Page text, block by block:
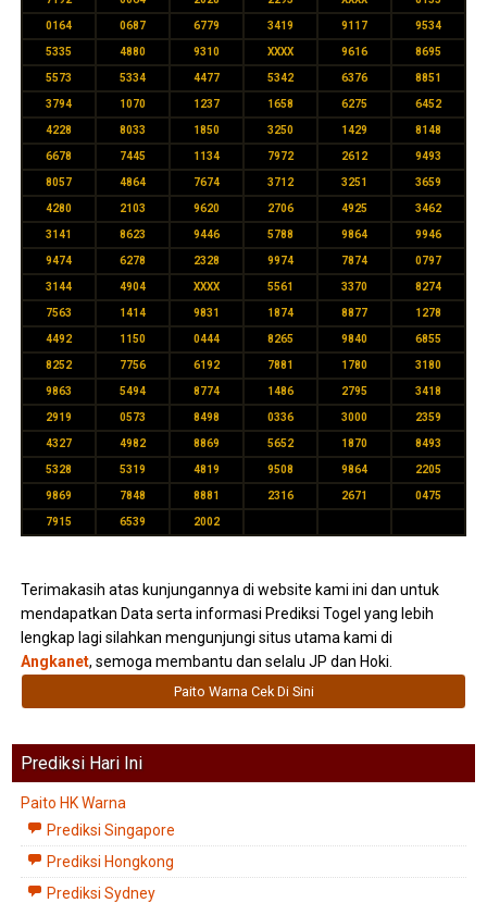
0164 0687 6779 3419 9117 9534
5335 4880 9310 XXXX 9616 8695
5573 5334 4477 5342 6376 8851
3794 1070 1237 1658 6275 6452
4228 8033 1850 3250 1429 8148
6678 7445 1134 7972 2612 9493
8057 4864 7674 3712 3251 3659
4280 2103 9620 2706 4925 3462
3141 8623 9446 5788 9864 9946
9474 6278 2328 9974 7874 0797
3144 4904 XXXX 5561 3370 8274
7563 1414 9831 1874 8877 1278
4492 1150 0444 8265 9840 6855
8252 7756 6192 7881 1780 3180
9863 5494 8774 1486 2795 3418
2919 0573 8498 0336 3000 2359
4327 4982 8869 5652 1870 8493
5328 5319 4819 9508 9864 2205
9869 7848 8881 2316 2671 0475
7915 6539 2002
Terimakasih atas kunjungannya di website kami ini dan untuk
mendapatkan Data serta informasi Prediksi Togel yang lebih
lengkap lagi silahkan mengunjungi situs utama kami di
Angkanet, semoga membantu dan selalu JP dan Hoki.
Paito Warna Cek Di Sini
Prediksi Hari Ini
Paito HK Warna
Prediksi Singapore
Prediksi Hongkong
Prediksi Sydney